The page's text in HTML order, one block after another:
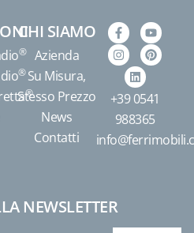
®
®
®
CHI SIAMO
Azienda
Su Misura,
Stesso Prezzo
News
Contatti
+39 0541
988365
NEWSLETTER